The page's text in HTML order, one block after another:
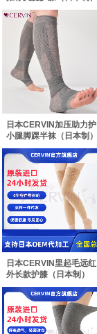
日本CERVIN加压助力护
小腿脚踝半袜（日本制）
日本CERVIN里起毛远红
外长款护膝（日本制）